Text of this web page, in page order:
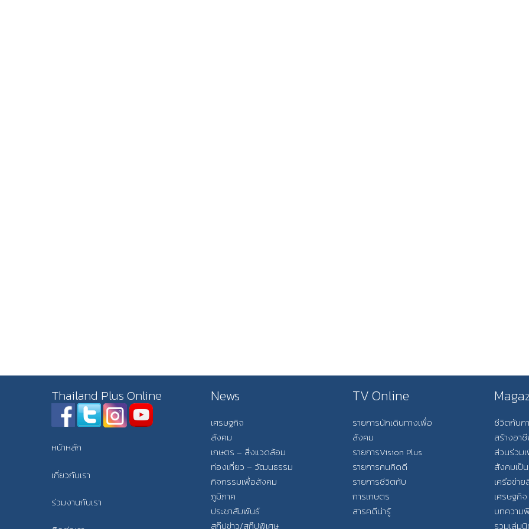
Thailand Plus Online
หน้าหลัก
เกี่ยวกับเรา
ร่วมงานกับเรา
News
เศรษฐกิจ
สังคม
เกษตร – สิ่งแวดล้อม
ท่องเที่ยว – วัฒนธรรม
กิจกรรมเพื่อสังคม
ภูมิภาค
ประชาสัมพันธ์
สกู๊ปข่าว/สกู๊ปพิเศษ
TV Online
รายการนักเดินทางเพื่อ
สังคม
รายการVision Plus
รายการคนคิดดี
รายการชีวิตกับ
การเกษตร
สารคดีน่ารู้
ชีวิตกับก
สร้างอา
ส่วนร่วม
สังคมเป็
เครือข่าย
เศรษฐกิ
บทความ
รวมเล่ม